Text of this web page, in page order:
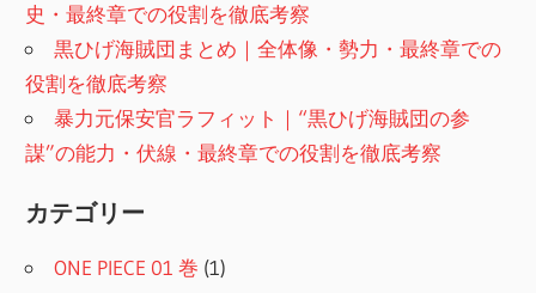
史・最終章での役割を徹底考察
黒ひげ海賊団まとめ｜全体像・勢力・最終章での
役割を徹底考察
暴力元保安官ラフィット｜“黒ひげ海賊団の参
謀”の能力・伏線・最終章での役割を徹底考察
カテゴリー
ONE PIECE 01 巻 (1)